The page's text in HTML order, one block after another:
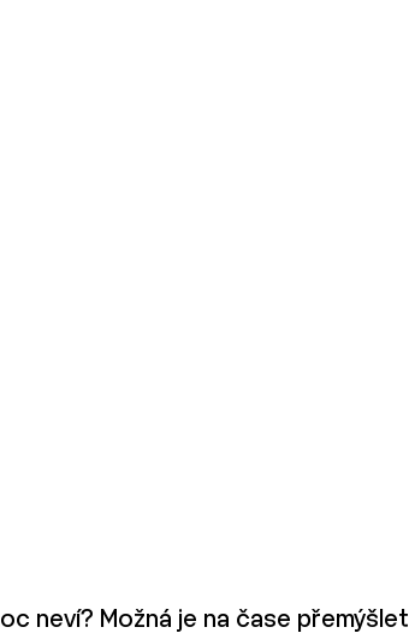
neví? Možná je na čase přemýšlet